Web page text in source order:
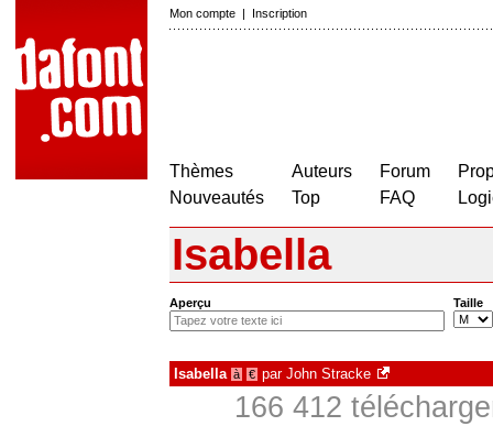
Mon compte | Inscription
Thèmes
Nouveautés
Auteurs
Top
Forum
FAQ
Isabella
Aperçu Taille
Isabella à € par John Stracke
166 412